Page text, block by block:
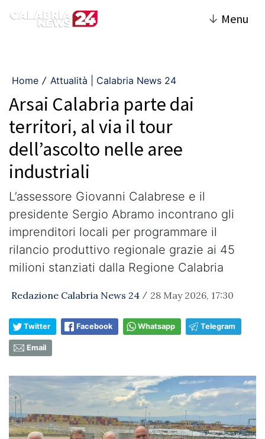
↓ Menu
Home / Attualità | Calabria News 24
Arsai Calabria parte dai
territori, al via il tour
dell’ascolto nelle aree
industriali
L’assessore Giovanni Calabrese e il
presidente Sergio Abramo incontrano gli
imprenditori locali per programmare il
rilancio produttivo regionale grazie ai 45
milioni stanziati dalla Regione Calabria
Redazione Calabria News 24 / 28 May 2026, 17:30
Twitter Facebook Whatsapp Telegram
Email